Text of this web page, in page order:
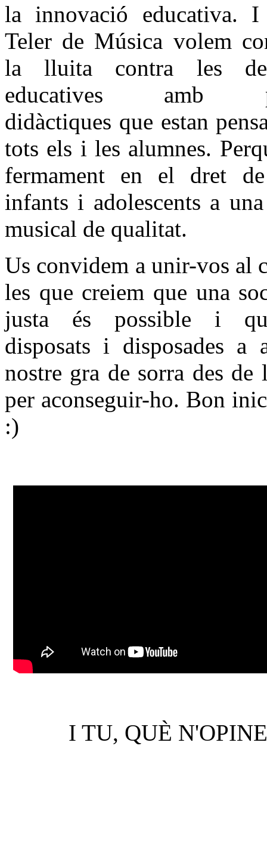
la innovació educativa.
Teler de Música volem
la lluita contra les
educatives amb
didàctiques que estan
tots els i les alumnes.
fermament en el dret
infants i adolescents a
musical de qualitat.
Us convidem a unir-vos al
les que creiem que una
justa és possible i
disposats i disposades a
nostre gra de sorra des de
per aconseguir-ho. Bon
:)
I TU, QUÈ